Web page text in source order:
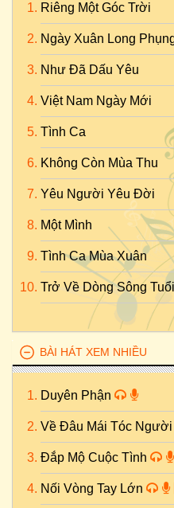
Riêng Một Góc Trời
Ngày Xuân Long
Như Đã Dấu Yêu
Việt Nam Ngày Mới
Tình Ca
Không Còn Mùa Thu
Yêu Người Yêu Đời
Một Mình
Tình Ca Mùa Xuân
Trở Về Dòng Sông
BÀI HÁT XEM NHIỀU
Duyên Phận
Về Đâu Mái Tóc
Đắp Mộ Cuộc Tình
Nối Vòng Tay Lớn